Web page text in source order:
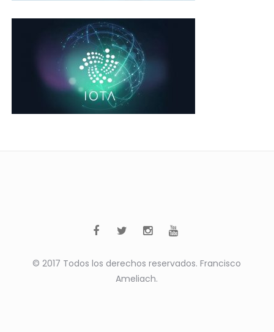
© 2017 Todos los derechos reservados. Francisco
Ameliach.